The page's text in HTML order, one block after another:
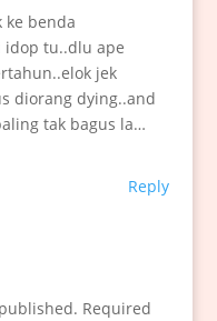
ke benda
idop tu..dlu ape
jek
diorang dying..and
tak bagus la…
Reply
Required